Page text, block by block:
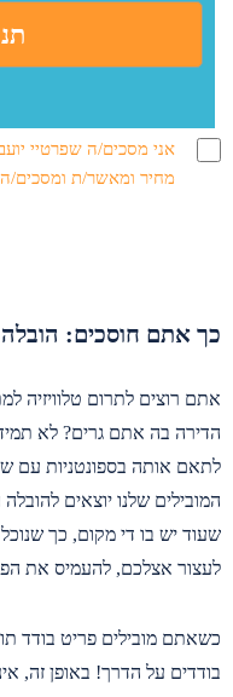
אני מסכים/ה שפרטיי
מחיר ומאשר/ת ומסכים/
כך אתם חוסכים:
אתם רוצים לתרום טלוויזיה
הדירה בה אתם גרים? לא
לתאם אותה בספונטניות עם
המובילים שלנו יוצאים
שעוד יש בו די מקום, כך
לעצור אצלכם, להעמיס את
כשאתם מובילים פריט בודד
בודדים על הדרך! באופן זה,